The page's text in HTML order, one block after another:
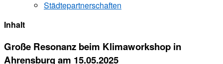
Städtepartnerschaften
Inhalt
Große Resonanz beim Klimaworkshop in
Ahrensburg am 15.05.2025